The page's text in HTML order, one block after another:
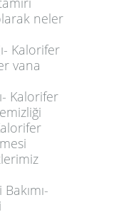
neler
Kalorifer
vana
Kalorifer